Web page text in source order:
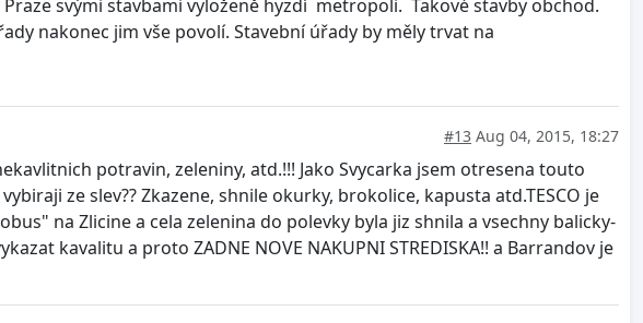
svými stavbami vyloženě hyzdí metropoli. Takové stavby obchod.
nakonec jim vše povolí. Stavební úřady by měly trvat na
#13 Aug 04, 2015, 18:27
potravin, zeleniny, atd.!!! Jako Svycarka jsem otresena touto
ze slev?? Zkazene, shnile okurky, brokolice, kapusta atd.TESCO je
na Zlicine a cela zelenina do polevky byla jiz shnila a vsechny balicky-
kavalitu a proto ZADNE NOVE NAKUPNI STREDISKA!! a Barrandov je